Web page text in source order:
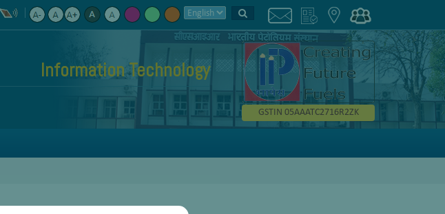
Information Technology
GSTIN 05AAATC2716R2ZK